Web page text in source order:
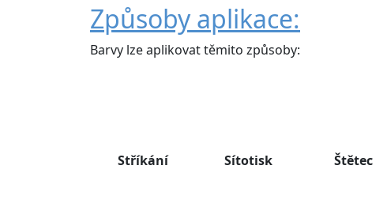
Způsoby aplikace:
Barvy lze aplikovat těmito způsoby:
Stříkání Sítotisk Štětec